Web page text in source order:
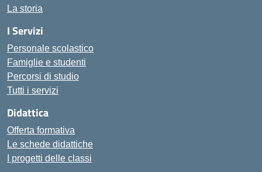
La storia
I Servizi
Personale scolastico
Famiglie e studenti
Percorsi di studio
Tutti i servizi
Didattica
Offerta formativa
Le schede didattiche
I progetti delle classi